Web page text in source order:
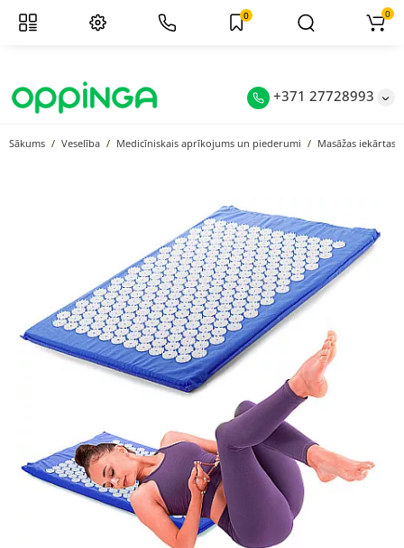
+371 27728993
0 0
Sākums Veselība Medicīniskais aprīkojums un piederumi Masāžas iekārtas